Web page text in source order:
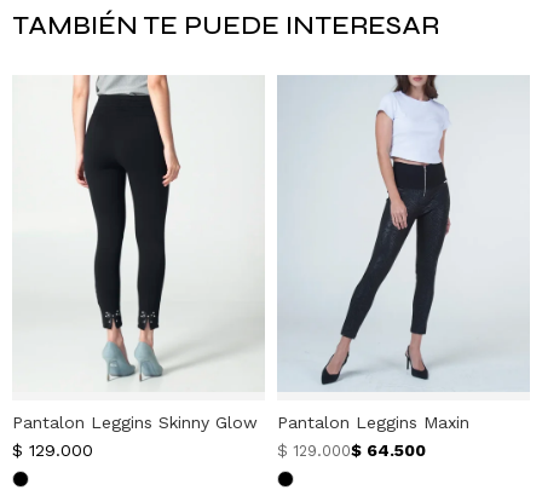
TAMBIÉN TE PUEDE INTERESAR
Pantalon Leggins Skinny Glow
$ 129.000
Pantalon Leggins Maxin
$ 129.000$ 64.500